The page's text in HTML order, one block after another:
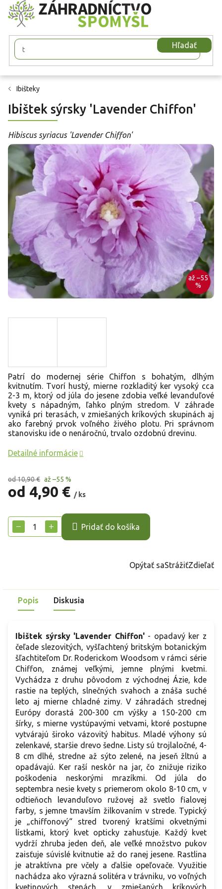
Prejsť
na
obsah
Hľadať
Ibišteky
Ibištek sýrsky 'Lavender Chiffon'
Hibiscus syriacus 'Lavender Chiffon'
až –55
%
od 10,90 € až –55 %
od 4,90 € / ks
cena:
+
− Pridať do košíka
Patrí do modernej série Chiffon s bohatým, dlhým
kvitnutím. Tvorí hustý, mierne rozkladitý ker vysoký cca
2-3 m, ktorý od júla do jesene zdobia veľké levanduľové
kvety s nápadným, ľahko plným stredom. V záhrade
vyniká pri terasách, v zmiešaných kríkových skupinách aj
ako farebný prvok voľného živého plotu. Pri správnom
stanovisku ide o nenáročnú, trvalo ozdobnú drevinu.
Detailné informácie
Opýtať saStrážiťZdieľať
Popis Diskusia
Ibištek sýrsky 'Lavender Chiffon' - opadavý ker z
čeľade slezovitých, vyšľachtený britským botanickým
šľachtiteľom Dr. Roderickom Woodsom v rámci série
Chiffon, známej veľkými, jemne plnými kvetmi.
Vychádza z druhu pôvodom z východnej Ázie, kde
rastie na teplých, slnečných svahoch a znáša suché
leto aj mierne chladné zimy. V záhradách strednej
Európy dorastá 200-300 cm výšky a 150-200 cm
šírky, s mierne vystúpavými vetvami, ktoré postupne
vytvárajú široko vázovitý habitus. Mladé výhony sú
zelenkavé, staršie drevo šedne. Listy sú trojlaločné, 4-
8 cm dlhé, stredne až sýto zelené, na jeseň žltnú a
opadávajú. Ker raší neskôr na jar, čo znižuje riziko
poškodenia neskorými mrazíkmi. Od júla do
septembra nesie kvety s priemerom okolo 8-10 cm, v
odtieňoch levanduľovo ružovej až svetlo fialovej
farby, s jemne tmavším žilkovaním v strede. Typický
je „chiffonový“ stred tvorený kratšími okvetnými
lístkami, ktorý kvet opticky zahusťuje. Každý kvet
vydrží zhruba jeden deň, ale veľké množstvo pukov
zaisťuje súvislé kvitnutie až do ranej jesene. Rastlina
je atraktívna pre včely a ďalšie opeľovače. Využitie
nachádza ako výrazná solitéra v trávniku, vo voľných
kvetinových stenách, v zmiešaných kríkových